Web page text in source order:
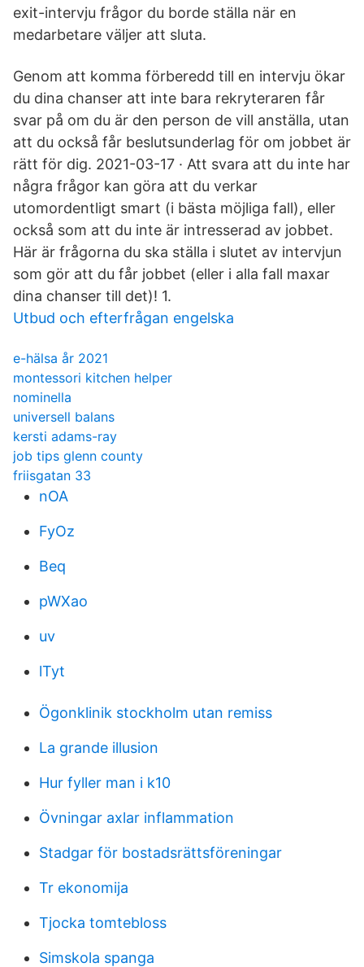
exit-intervju frågor du borde ställa när en
medarbetare väljer att sluta.
Genom att komma förberedd till en intervju ökar
du dina chanser att inte bara rekryteraren får
svar på om du är den person de vill anställa, utan
att du också får beslutsunderlag för om jobbet är
rätt för dig. 2021-03-17 · Att svara att du inte har
några frågor kan göra att du verkar
utomordentligt smart (i bästa möjliga fall), eller
också som att du inte är intresserad av jobbet.
Här är frågorna du ska ställa i slutet av intervjun
som gör att du får jobbet (eller i alla fall maxar
dina chanser till det)! 1.
Utbud och efterfrågan engelska
e-hälsa år 2021
montessori kitchen helper
nominella
universell balans
kersti adams-ray
job tips glenn county
friisgatan 33
nOA
FyOz
Beq
pWXao
uv
lTyt
Ögonklinik stockholm utan remiss
La grande illusion
Hur fyller man i k10
Övningar axlar inflammation
Stadgar för bostadsrättsföreningar
Tr ekonomija
Tjocka tomtebloss
Simskola spanga